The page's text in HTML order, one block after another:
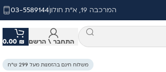
המרכבה 19, א"ת חולון 03-5589144
התחבר \ הרשם 0.00 ₪
משלוח חינם בהזמנות מעל 299 ש״ח